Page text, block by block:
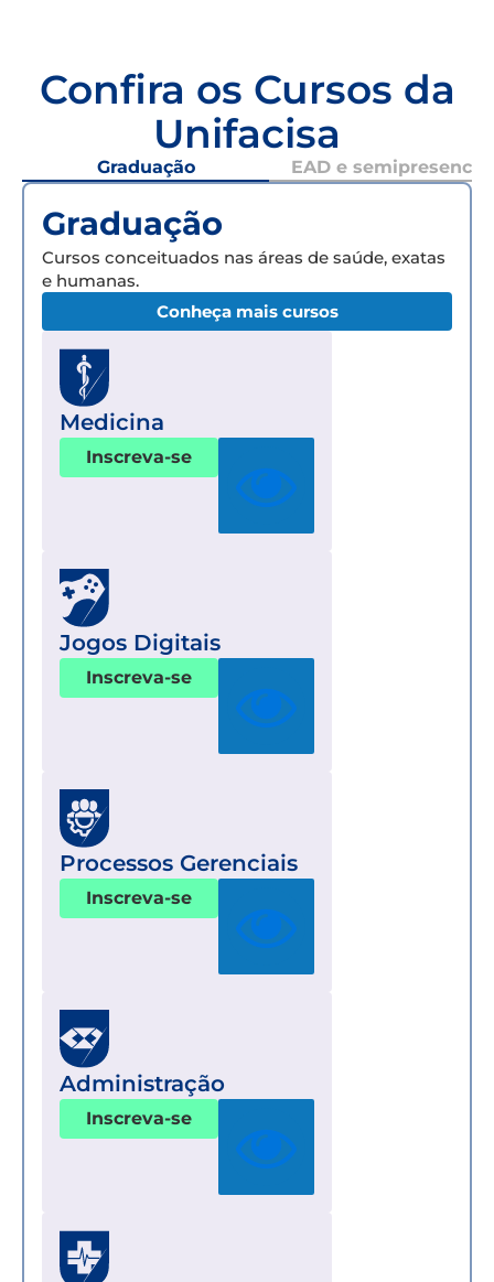
Confira os Cursos da
Unifacisa
Graduação EAD e semipresencial
Graduação
Cursos conceituados nas áreas de saúde, exatas
e humanas.
Conheça mais cursos
Medicina
Inscreva-se
Jogos Digitais
Inscreva-se
Processos Gerenciais
Inscreva-se
Administração
Inscreva-se